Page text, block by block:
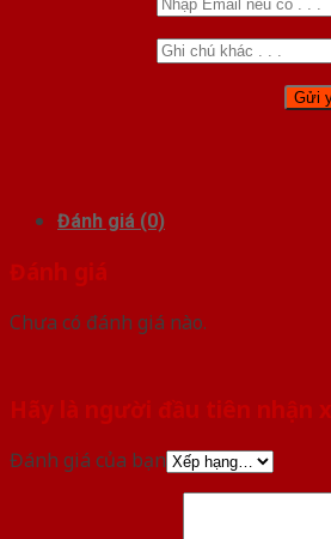
Đánh giá (0)
Đánh giá
Chưa có đánh giá nào.
Hãy là người đầu tiên nhận
Đánh giá của bạn